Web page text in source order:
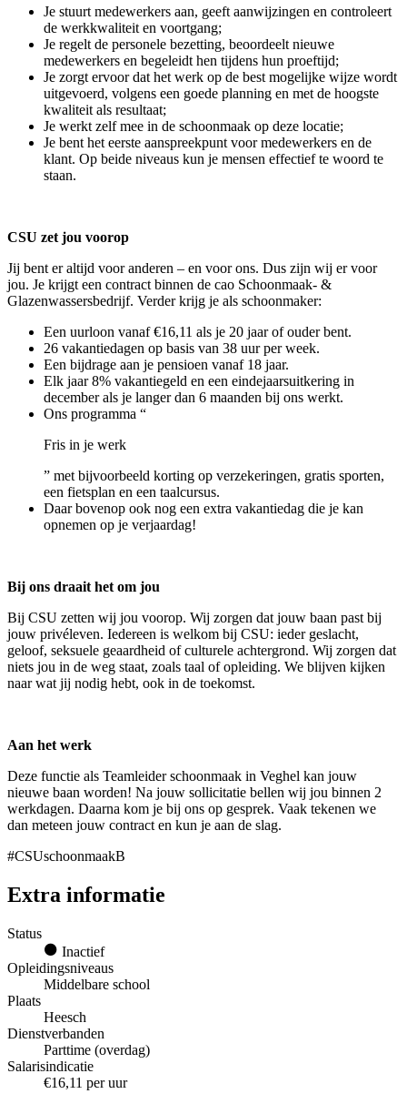
Je stuurt medewerkers aan, geeft aanwijzingen en controleert
de werkkwaliteit en voortgang;
Je regelt de personele bezetting, beoordeelt nieuwe
medewerkers en begeleidt hen tijdens hun proeftijd;
Je zorgt ervoor dat het werk op de best mogelijke wijze wordt
uitgevoerd, volgens een goede planning en met de hoogste
kwaliteit als resultaat;
Je werkt zelf mee in de schoonmaak op deze locatie;
Je bent het eerste aanspreekpunt voor medewerkers en de
klant. Op beide niveaus kun je mensen effectief te woord te
staan.
CSU zet jou voorop
Jij bent er altijd voor anderen – en voor ons. Dus zijn wij er voor
jou. Je krijgt een contract binnen de cao Schoonmaak- &
Glazenwassersbedrijf. Verder krijg je als schoonmaker:
Een uurloon vanaf €16,11 als je 20 jaar of ouder bent.
26 vakantiedagen op basis van 38 uur per week.
Een bijdrage aan je pensioen vanaf 18 jaar.
Elk jaar 8% vakantiegeld en een eindejaarsuitkering in
december als je langer dan 6 maanden bij ons werkt.
Ons programma “
Fris in je werk
” met bijvoorbeeld korting op verzekeringen, gratis sporten,
een fietsplan en een taalcursus.
Daar bovenop ook nog een extra vakantiedag die je kan
opnemen op je verjaardag!
Bij ons draait het om jou
Bij CSU zetten wij jou voorop. Wij zorgen dat jouw baan past bij
jouw privéleven. Iedereen is welkom bij CSU: ieder geslacht,
geloof, seksuele geaardheid of culturele achtergrond. Wij zorgen dat
niets jou in de weg staat, zoals taal of opleiding. We blijven kijken
naar wat jij nodig hebt, ook in de toekomst.
Aan het werk
Deze functie als Teamleider schoonmaak in Veghel kan jouw
nieuwe baan worden! Na jouw sollicitatie bellen wij jou binnen 2
werkdagen. Daarna kom je bij ons op gesprek. Vaak tekenen we
dan meteen jouw contract en kun je aan de slag.
#CSUschoonmaakB
Extra informatie
Status
Inactief
Opleidingsniveaus
Middelbare school
Plaats
Heesch
Dienstverbanden
Parttime (overdag)
Salarisindicatie
€16,11 per uur